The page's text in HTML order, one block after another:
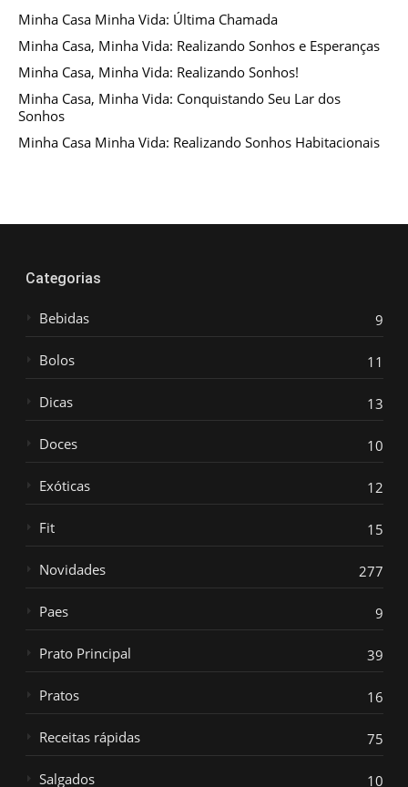
Minha Casa Minha Vida: Última Chamada
Minha Casa, Minha Vida: Realizando Sonhos e Esperanças
Minha Casa, Minha Vida: Realizando Sonhos!
Minha Casa, Minha Vida: Conquistando Seu Lar dos
Sonhos
Minha Casa Minha Vida: Realizando Sonhos Habitacionais
Categorias
Bebidas 9
Bolos 11
Dicas 13
Doces 10
Exóticas 12
Fit 15
Novidades 277
Paes 9
Prato Principal 39
Pratos 16
Receitas rápidas 75
Salgados 10